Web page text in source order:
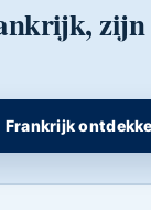
zijn
Frankrijk